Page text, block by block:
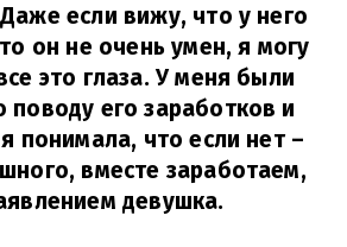
если вижу, что у него
он не очень умен, я могу
это глаза. У меня были
поводу его заработков и
понимала, что если нет –
вместе заработаем,
девушка.